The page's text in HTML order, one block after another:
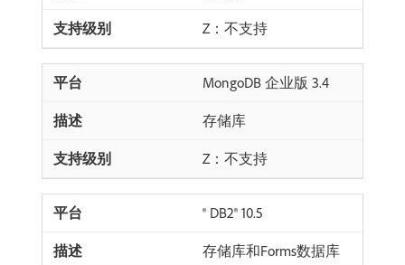
Z：不支持
MongoDB 企业版 3.4
存储库
Z：不支持
® DB2® 10.5
存储库和Forms数据库